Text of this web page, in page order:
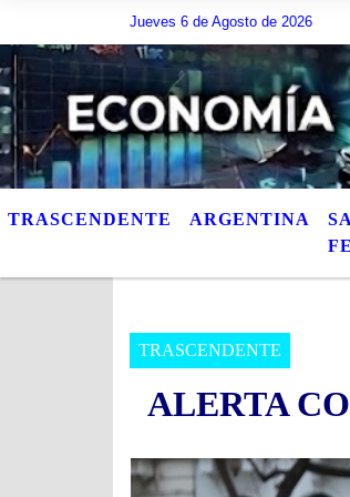
Jueves 6 de Agosto de 2026
escribir lo que quiera, o bien puede mostrar los
TRASCENDENTE ARGENTINA
FE
TRASCENDENTE
ALERTA